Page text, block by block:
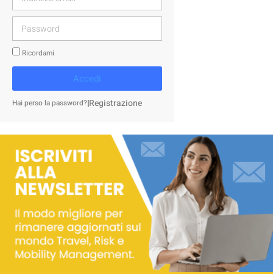
Ricordami
Accedi
Hai perso la password?|Registrazione